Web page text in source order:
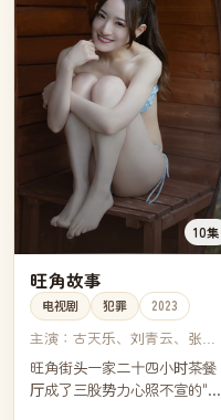
10集
旺角故事
电视剧 犯罪 2023
主演：古天乐、刘青云、张家
辉、林家栋
旺角街头一家二十四小时茶餐
厅成了三股势力心照不宣的"中